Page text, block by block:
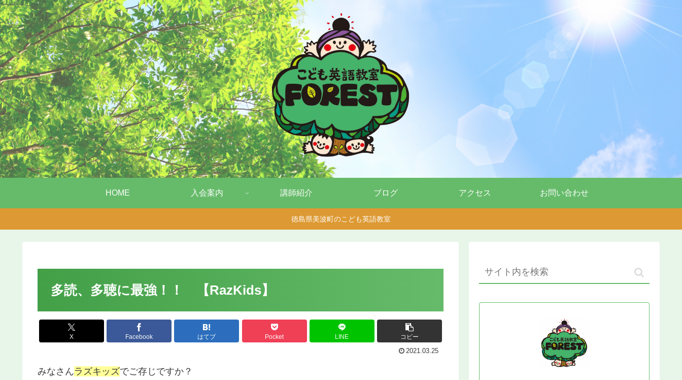
HOME 入会案内 講師紹介 ブログ アクセス お問い合わせ
徳島県美波町のこども英語教室
多読、多聴に最強！！ 【RazKids】
X Facebook はてブ Pocket LINE コピー
2021.03.25
みなさんラズキッズでご存じですか？